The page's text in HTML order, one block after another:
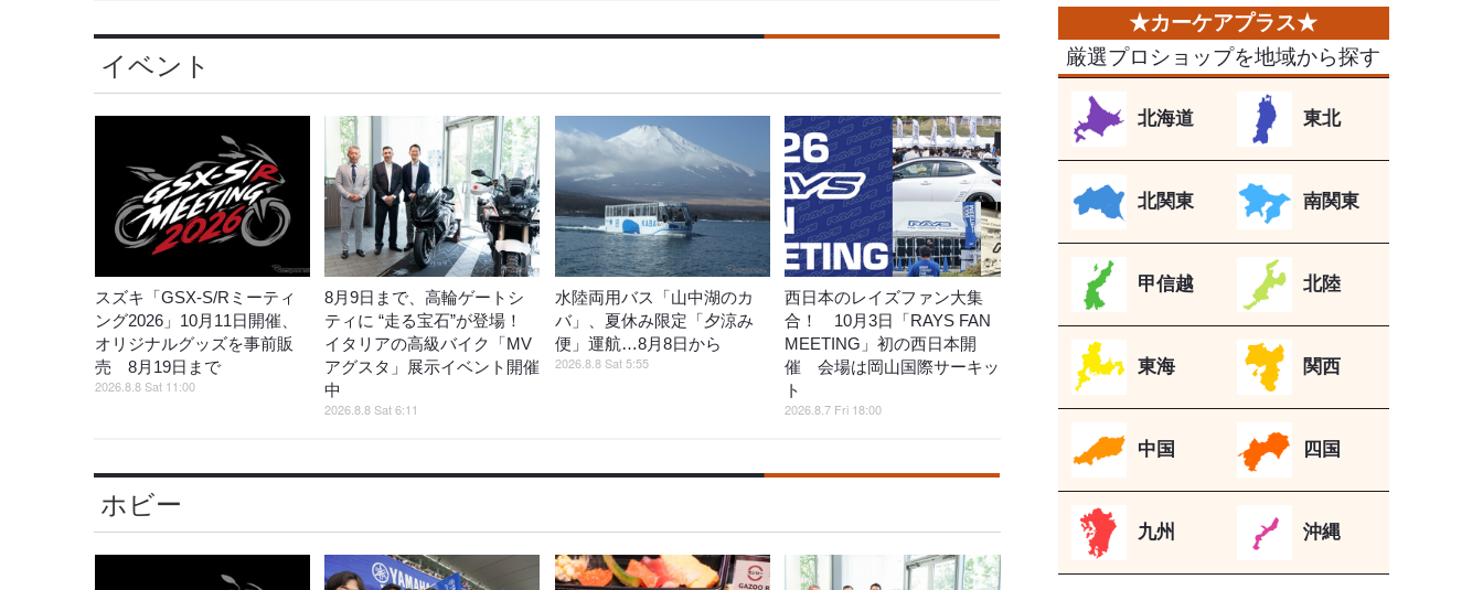
イベント
スズキ「GSX-S/Rミーティ
ング2026」10月11日開催、
オリジナルグッズを事前販
売 8月19日まで
2026.8.8 Sat 11:00
8月9日まで、高輪ゲートシ
ティに “走る宝石”が登場！
イタリアの高級バイク「MV
アグスタ」展示イベント開催
中
2026.8.8 Sat 6:11
水陸両用バス「山中湖のカ
バ」、夏休み限定「夕涼み
便」運航…8月8日から
2026.8.8 Sat 5:55
西日本のレイズファン大集
合！ 10月3日「RAYS FAN
MEETING」初の西日本開
催 会場は岡山国際サーキッ
ト
2026.8.7 Fri 18:00
ホビー
厳選プロショップを地域から探す
北海道 東北
北関東 南関東
甲信越 北陸
東海 関西
中国 四国
九州 沖縄